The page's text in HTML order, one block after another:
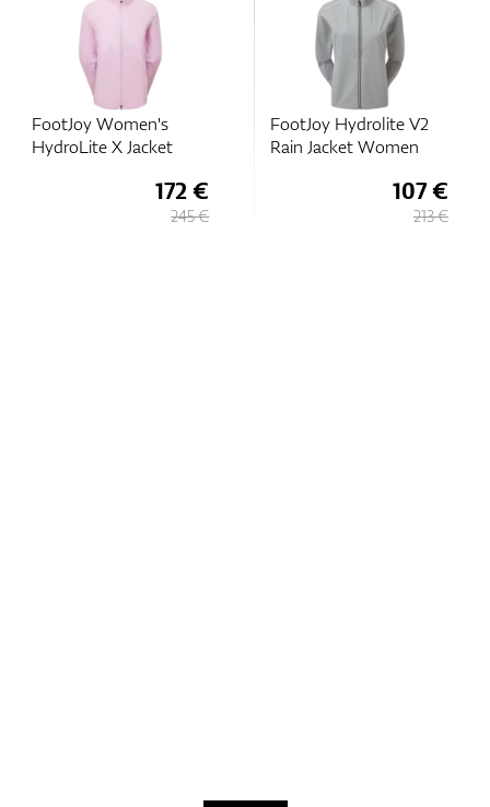
FootJoy Women's
HydroLite X Jacket
172 €
245 €
FootJoy Hydrolite V2
Rain Jacket Women
107 €
213 €